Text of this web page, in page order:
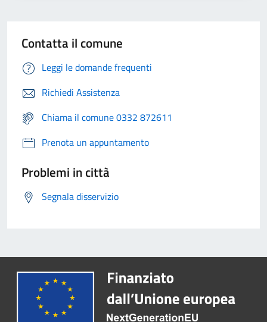
Contatta il comune
Leggi le domande frequenti
Richiedi Assistenza
Chiama il comune 0332 872611
Prenota un appuntamento
Problemi in città
Segnala disservizio